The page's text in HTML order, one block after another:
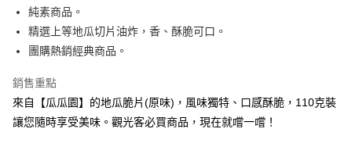
街口支付
悠遊付
AFTEE先享後付
相關說明
純素商品。
精選上等地瓜切片油炸，香、酥脆可口。
團購熱銷經典商品。
銷售重點
來自【瓜瓜園】的地瓜脆片(原味)，風味獨特、口感酥脆，110克裝
讓您隨時享受美味。觀光客必買商品，現在就嚐一嚐！